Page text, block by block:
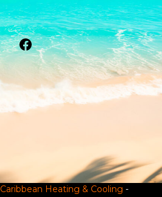
Facebook
Caribbean Heating & Cooling -